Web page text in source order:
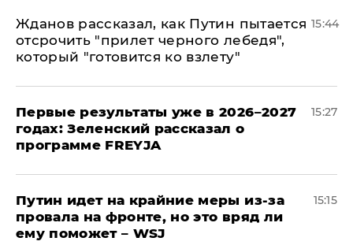
Жданов рассказал, как Путин пытается
отсрочить "прилет черного лебедя",
который "готовится ко взлету"
15:44
Первые результаты уже в 2026–2027
годах: Зеленский рассказал о
программе FREYJA
15:27
Путин идет на крайние меры из-за
провала на фронте, но это вряд ли
ему поможет – WSJ
15:15